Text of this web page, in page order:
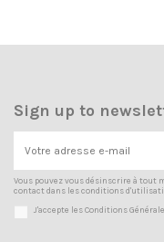
Sign up to
Vous pouvez vous désinscrire à tout
contact dans les conditions
J'accepte les Conditions